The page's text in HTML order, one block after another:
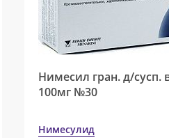
Нимесил гран. д/сусп.
100мг №30
Нимесулид